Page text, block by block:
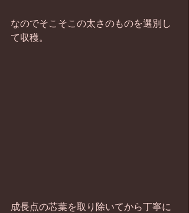
なのでそこそこの太さのものを選別し
て収穫。
成長点の芯葉を取り除いてから丁寧に